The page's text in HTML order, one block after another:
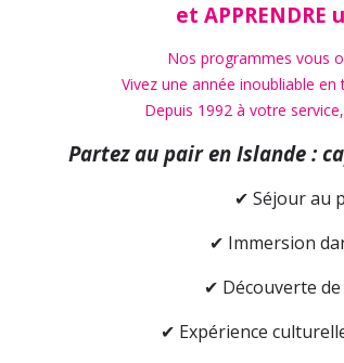
et
Nos programmes vous
Vivez une année inoubliable en
Depuis 1992 à votre
Partez au pair en Islande :
✔ Séjour au
✔ Immersion
✔ Découverte
✔ Expérience